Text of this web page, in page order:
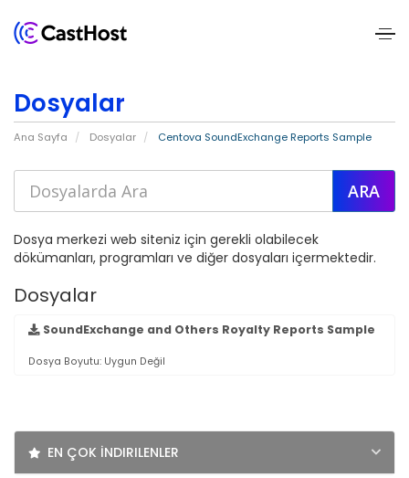
About
Services
Pricing
Blogs
Contact
Us
SIGNUP
Dosyalar
Ana Sayfa Dosyalar Centova SoundExchange Reports Sample
Dosya merkezi web siteniz için gerekli olabilecek
dökümanları, programları ve diğer dosyaları içermektedir.
Dosyalar
SoundExchange and Others Royalty Reports Sample
Dosya Boyutu: Uygun Değil
EN ÇOK İNDIRILENLER